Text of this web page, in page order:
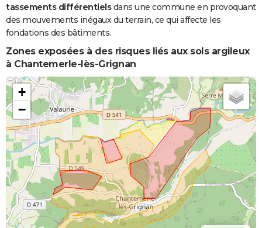
tassements différentielsdans une commune en provoquant
des mouvements inégaux du terrain, ce qui affecte les
fondations des bâtiments.
Zones exposées à des risques liés aux sols argileux
à Chantemerle-lès-Grignan
+
−